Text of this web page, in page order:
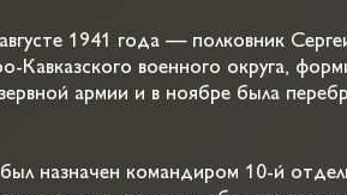
1941 года — полковник
Кавказского военного округа,
армии и в ноябре была
назначен командиром 10-й